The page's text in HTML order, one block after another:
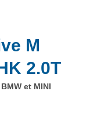
M
2.0T
et MINI